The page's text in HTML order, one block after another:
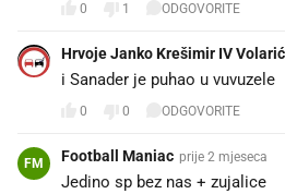
0 1 ODGOVORITE
Hrvoje Janko Krešimir IV Volarić
rčubić
i Sanader je puhao u vuvuzele
0 0 ODGOVORITE
FM Football Maniac prije 2 mjeseca
Jedino sp bez nas + zujalice